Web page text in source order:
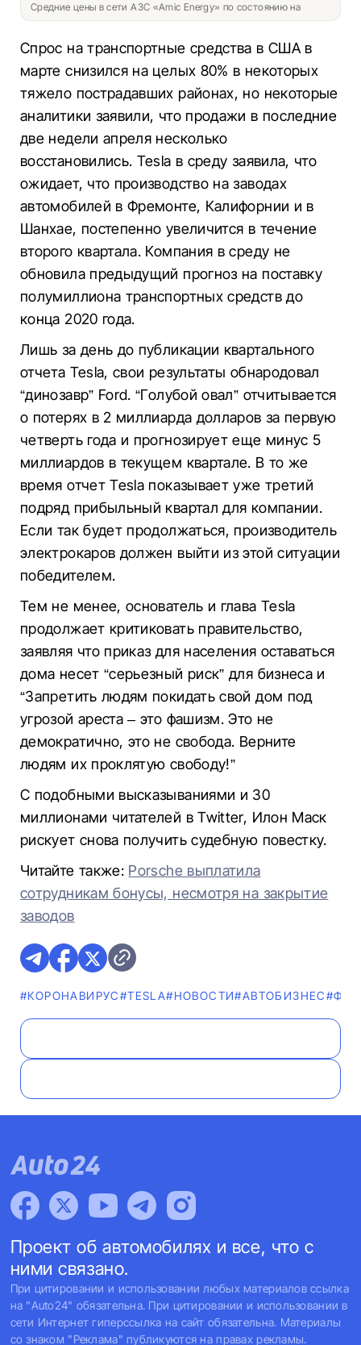
Средние цены в сети АЗС «Amic Energy» по состоянию на
Спрос на транспортные средства в США в
марте снизился на целых 80% в некоторых
тяжело пострадавших районах, но некоторые
аналитики заявили, что продажи в последние
две недели апреля несколько
восстановились. Tesla в среду заявила, что
ожидает, что производство на заводах
автомобилей в Фремонте, Калифорнии и в
Шанхае, постепенно увеличится в течение
второго квартала. Компания в среду не
обновила предыдущий прогноз на поставку
полумиллиона транспортных средств до
конца 2020 года.
Лишь за день до публикации квартального
отчета Tesla, свои результаты обнародовал
“динозавр” Ford. “Голубой овал” отчитывается
о потерях в 2 миллиарда долларов за первую
четверть года и прогнозирует еще минус 5
миллиардов в текущем квартале. В то же
время отчет Tesla показывает уже третий
подряд прибыльный квартал для компании.
Если так будет продолжаться, производитель
электрокаров должен выйти из этой ситуации
победителем.
Тем не менее, основатель и глава Tesla
продолжает критиковать правительство,
заявляя что приказ для населения оставаться
дома несет “серьезный риск” для бизнеса и
“Запретить людям покидать свой дом под
угрозой ареста – это фашизм. Это не
демократично, это не свобода. Верните
людям их проклятую свободу!”
С подобными высказываниями и 30
миллионами читателей в Twitter, Илон Маск
рискует снова получить судебную повестку.
Читайте также: Porsche выплатила
сотрудникам бонусы, несмотря на закрытие
заводов
#КОРОНАВИРУС#TESLA#НОВОСТИ#AВТОБИЗНЕС
Проект об автомобилях и все, что с
ними связано.
При цитировании и использовании любых материалов ссылка
на "Auto24" обязательна. При цитировании и использовании в
сети Интернет гиперссылка на сайт обязательна. Материалы
со знаком "Реклама" публикуются на правах рекламы.